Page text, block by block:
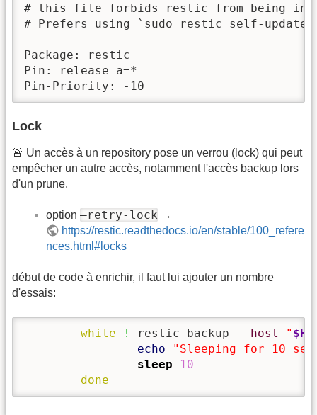
# this file forbids restic from being
# Prefers using `sudo restic self-update`
Package: restic
Pin: release a=*
Pin-Priority: -10
Lock
🚨 Un accès à un repository pose un verrou (lock) qui peut
empêcher un autre accès, notamment l'accès backup lors
d'un prune.
option –retry-lock →
https://restic.readthedocs.io/en/stable/100_refere
nces.html#locks
début de code à enrichir, il faut lui ajouter un nombre
d'essais:
while ! restic backup --host "
echo
"Sleeping for 10
sleep
10
done